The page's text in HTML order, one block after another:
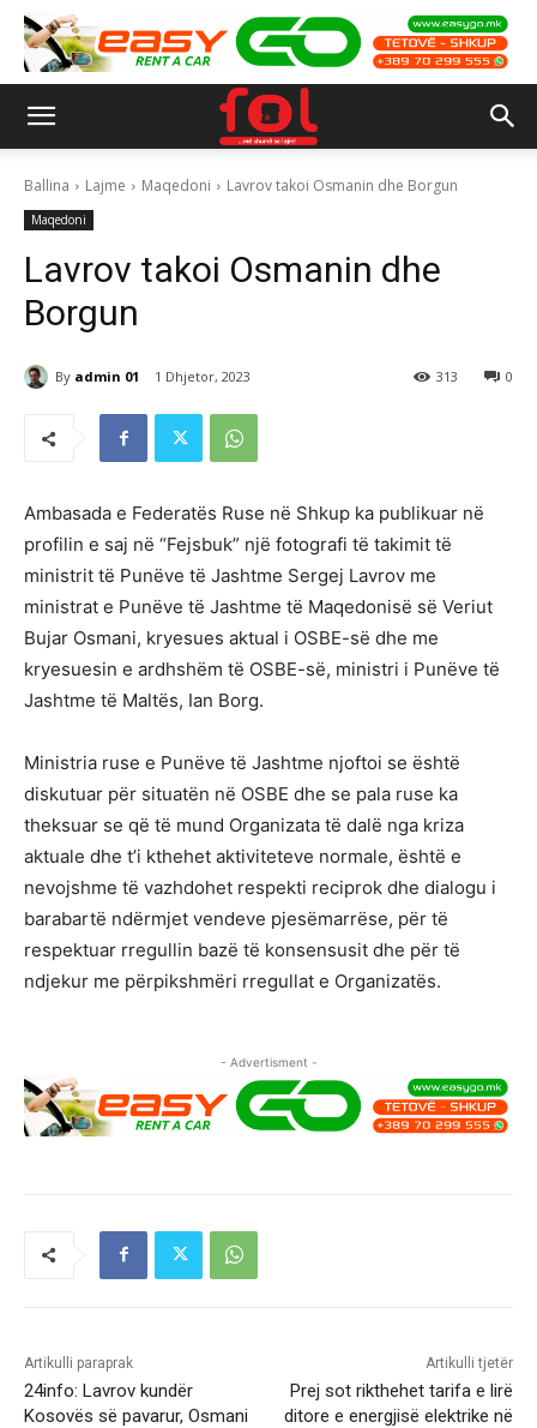
Ballina Lajme Maqedoni Lavrov takoi Osmanin dhe Borgun
Maqedoni
Lavrov takoi Osmanin dhe
Borgun
By admin 01 1 Dhjetor, 2023 0
313
Ambasada e Federatës Ruse në Shkup ka publikuar në
profilin e saj në “Fejsbuk” një fotografi të takimit të
ministrit të Punëve të Jashtme Sergej Lavrov me
ministrat e Punëve të Jashtme të Maqedonisë së Veriut
Bujar Osmani, kryesues aktual i OSBE-së dhe me
kryesuesin e ardhshëm të OSBE-së, ministri i Punëve të
Jashtme të Maltës, Ian Borg.
Ministria ruse e Punëve të Jashtme njoftoi se është
diskutuar për situatën në OSBE dhe se pala ruse ka
theksuar se që të mund Organizata të dalë nga kriza
aktuale dhe t’i kthehet aktiviteteve normale, është e
nevojshme të vazhdohet respekti reciprok dhe dialogu i
barabartë ndërmjet vendeve pjesëmarrëse, për të
respektuar rregullin bazë të konsensusit dhe për të
ndjekur me përpikshmëri rregullat e Organizatës.
- Advertisment -
Artikulli paraprak
24info: Lavrov kundër
Kosovës së pavarur, Osmani
Artikulli tjetër
Prej sot rikthehet tarifa e lirë
ditore e energjisë elektrike në